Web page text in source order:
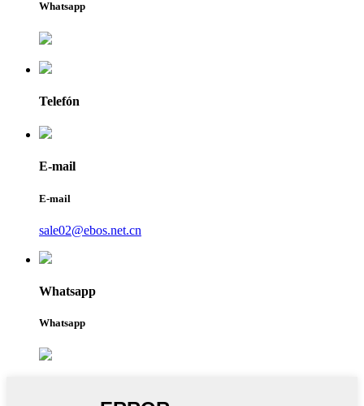
Whatsapp
Telefón
E-mail
E-mail
sale02@ebos.net.cn
Whatsapp
Whatsapp